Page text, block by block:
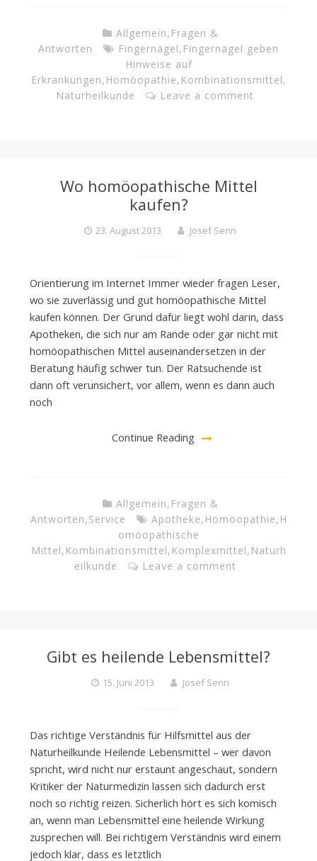
Allgemein, Fragen &
Antworten
Fingernägel, Fingernägel geben
Hinweise auf
Erkrankungen, Homöopathie, Kombinationsmittel,
Naturheilkunde
Leave a comment
Wo homöopathische Mittel
kaufen?
23. August 2013 Josef Senn
Orientierung im Internet Immer wieder fragen Leser,
wo sie zuverlässig und gut homöopathische Mittel
kaufen können. Der Grund dafür liegt wohl darin, dass
Apotheken, die sich nur am Rande oder gar nicht mit
homöopathischen Mittel auseinandersetzen in der
Beratung häufig schwer tun. Der Ratsuchende ist
dann oft verunsichert, vor allem, wenn es dann auch
noch
Continue Reading
Allgemein, Fragen &
Antworten,Service Apotheke, Homöopathie, H
omöopathische
Mittel, Kombinationsmittel, Komplexmittel, Naturh
eilkunde
Leave a comment
Gibt es heilende Lebensmittel?
15. Juni 2013 Josef Senn
Das richtige Verständnis für Hilfsmittel aus der
Naturheilkunde Heilende Lebensmittel – wer davon
spricht, wird nicht nur erstaunt angeschaut, sondern
Kritiker der Naturmedizin lassen sich dadurch erst
noch so richtig reizen. Sicherlich hört es sich komisch
an, wenn man Lebensmittel eine heilende Wirkung
zusprechen will. Bei richtigem Verständnis wird einem
jedoch klar, dass es letztlich